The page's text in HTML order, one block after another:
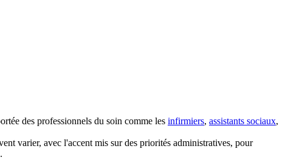
des professionnels du soin comme les infirmiers, assistants sociaux,
varier, avec l'accent mis sur des priorités administratives, pour